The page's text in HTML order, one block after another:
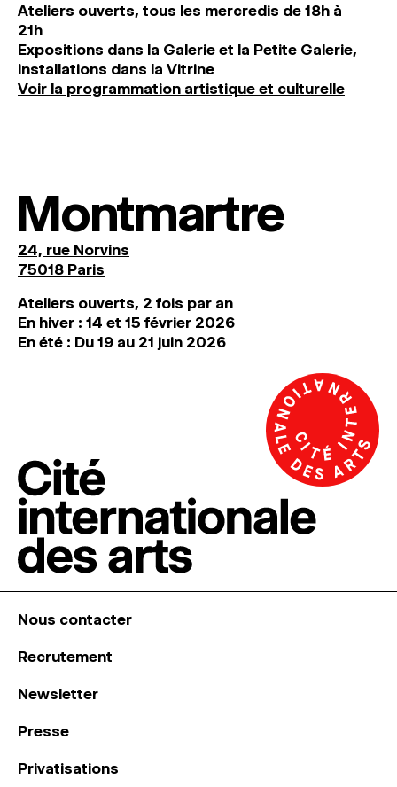
Ateliers ouverts, tous les mercredis de 18h à
21h
Expositions dans la Galerie et la Petite Galerie,
installations dans la Vitrine
Voir la programmation artistique et culturelle
Montmartre
24, rue Norvins
75018 Paris
Ateliers ouverts, 2 fois par an
En hiver : 14 et 15 février 2026
En été : Du 19 au 21 juin 2026
Nous contacter
Recrutement
Newsletter
Presse
Privatisations